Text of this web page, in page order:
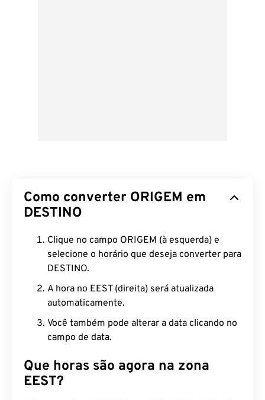
Como converter ORIGEM em
DESTINO
Clique no campo ORIGEM (à esquerda) e
selecione o horário que deseja converter para
DESTINO.
A hora no EEST (direita) será atualizada
automaticamente.
Você também pode alterar a data clicando no
campo de data.
Que horas são agora na zona
EEST?